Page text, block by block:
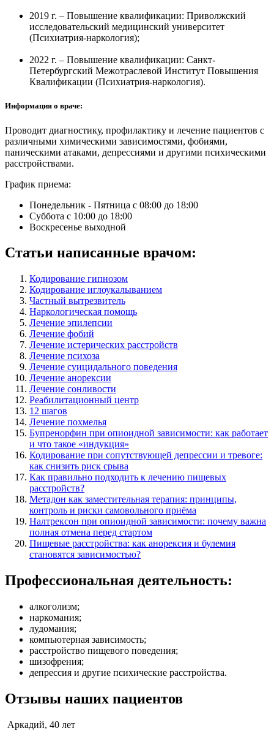
2019 г. – Повышение квалификации: Приволжский
исследовательский медицинский университет
(Психиатрия-наркология);
2022 г. – Повышение квалификации: Санкт-
Петербургский Межотраслевой Институт Повышения
Квалификации (Психиатрия-наркология).
Информация о враче:
Проводит диагностику, профилактику и лечение пациентов с
различными химическими зависимостями, фобиями,
паническими атаками, депрессиями и другими психическими
расстройствами.
График приема:
Понедельник - Пятница с 08:00 до 18:00
Суббота с 10:00 до 18:00
Воскресенье выходной
Статьи написанные врачом:
Кодирование гипнозом
Кодирование иглоукалыванием
Частный вытрезвитель
Наркологическая помощь
Лечение эпилепсии
Лечение фобий
Лечение истерических расстройств
Лечение психоза
Лечение суицидального поведения
Лечение анорексии
Лечение сонливости
Реабилитационный центр
12 шагов
Лечение похмелья
Бупренорфин при опиоидной зависимости: как работает
и что такое «индукция»
Кодирование при сопутствующей депрессии и тревоге:
как снизить риск срыва
Как правильно подходить к лечению пищевых
расстройств?
Метадон как заместительная терапия: принципы,
контроль и риски самовольного приёма
Налтрексон при опиоидной зависимости: почему важна
полная отмена перед стартом
Пищевые расстройства: как анорексия и булемия
становятся зависимостью?
Профессиональная деятельность:
алкоголизм;
наркомания;
лудомания;
компьютерная зависимость;
расстройство пищевого поведения;
шизофрения;
депрессия и другие психические расстройства.
Отзывы наших пациентов
Аркадий, 40 лет